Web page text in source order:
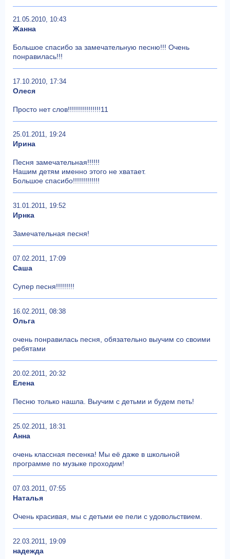
21.05.2010, 10:43
Жанна
Большое спасибо за замечательную песню!!! Очень
понравилась!!!
17.10.2010, 17:34
Олеся
Просто нет слов!!!!!!!!!!!!!!!!11
25.01.2011, 19:24
Ирина
Песня замечательная!!!!!!
Нашим детям именно этого не хватает.
Большое спасибо!!!!!!!!!!!!!
31.01.2011, 19:52
Ирнка
Замечательная песня!
07.02.2011, 17:09
Саша
Супер песня!!!!!!!!!
16.02.2011, 08:38
Ольга
очень понравилась песня, обязательно выучим со своими
ребятами
20.02.2011, 20:32
Елена
Песню только нашла. Выучим с детьми и будем петь!
25.02.2011, 18:31
Анна
очень классная песенка! Мы её даже в школьной
программе по музыке проходим!
07.03.2011, 07:55
Наталья
Очень красивая, мы с детьми ее пели с удовольствием.
22.03.2011, 19:09
надежда